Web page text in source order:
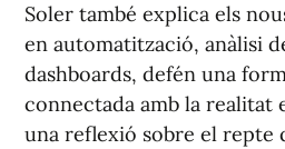
Soler també explica els
en automatització, anàlisi
dashboards, defén una
connectada amb la realitat
una reflexió sobre el repte